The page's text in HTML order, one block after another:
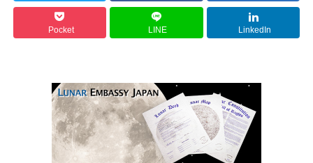
Pocket LINE LinkedIn